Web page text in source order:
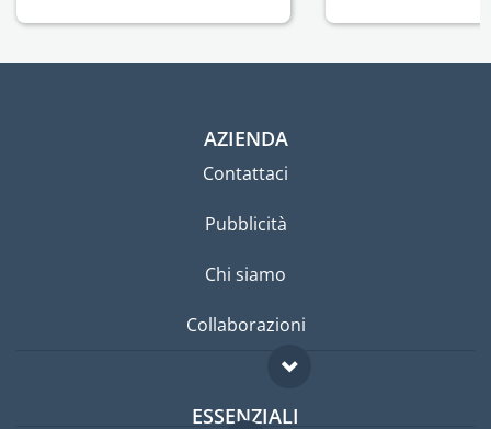
AZIENDA
Contattaci
Pubblicità
Chi siamo
Collaborazioni
ESSENZIALI